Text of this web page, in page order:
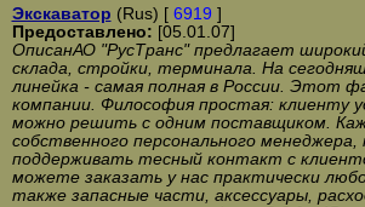
Экскаватор (Rus) [ 6919 ]
Предоставлено: [05.01.07]
ОписанАО "РусТранс" предлагает
склада, стройки, терминала. На
линейка - самая полная в России. Этот
компании. Философия простая: клиенту
можно решить с одним поставщиком.
собственного персонального
поддерживать тесный контакт с
можете заказать у нас практически
также запасные части, аксессуары,